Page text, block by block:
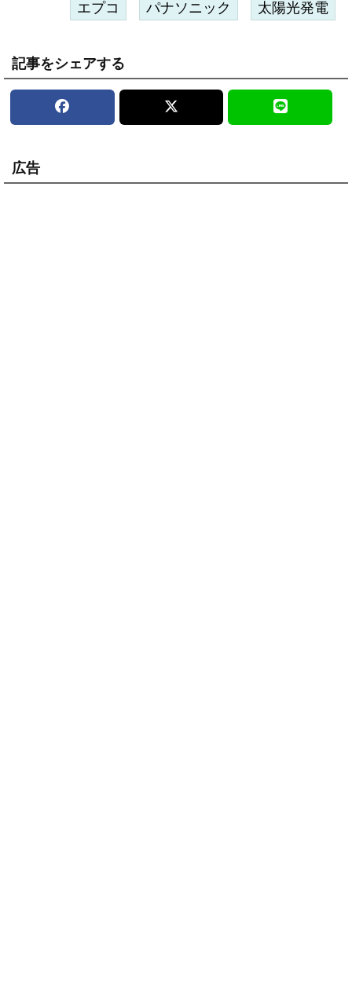
エプコ パナソニック 太陽光発電
記事をシェアする
広告